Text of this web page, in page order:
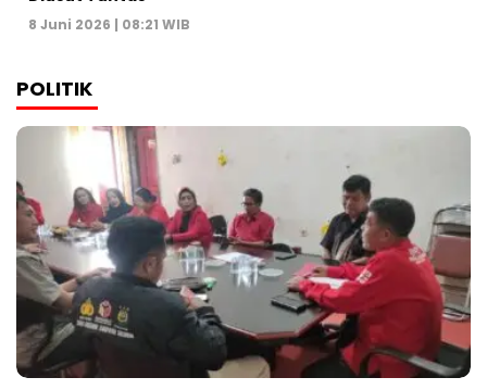
8 Juni 2026 | 08:21 WIB
POLITIK